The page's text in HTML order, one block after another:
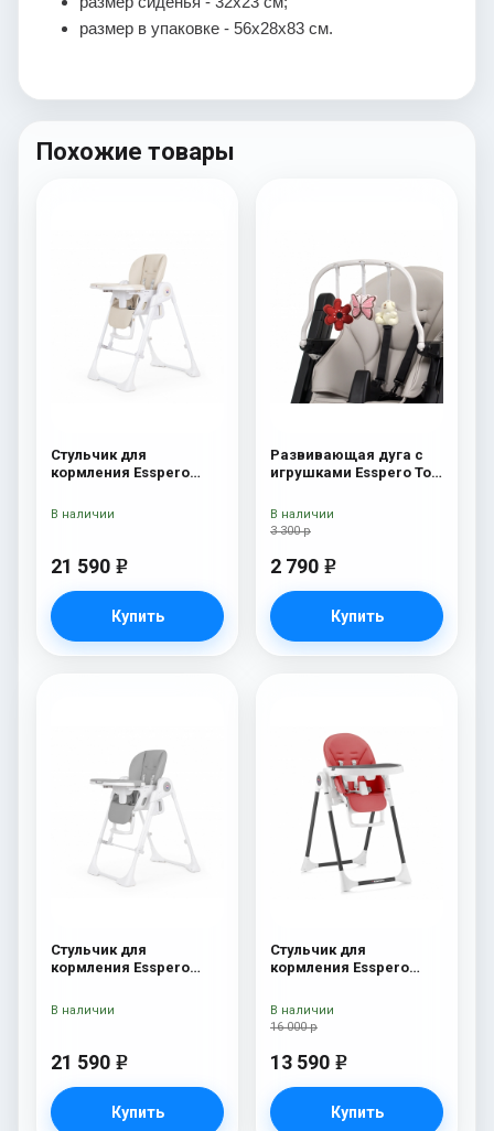
размер в упаковке - 56х28х83 см.
Похожие товары
Стульчик для
кормления Esspero
21 590 e
Купить
В наличии
Развивающая дуга с
игрушками Esspero Toy
Butterfly
3 300 р
2 790 e
Купить
В наличии
Стульчик для
кормления Esspero
21 590 e
Купить
В наличии
Стульчик для
кормления Esspero
16 000 р
13 590 e
Купить
В наличии